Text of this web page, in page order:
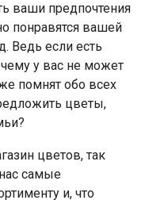
ваши предпочтения
понравятся вашей
Ведь если есть
у вас не может
помнят обо всех
цветы,
цветов, так
самые
и, что